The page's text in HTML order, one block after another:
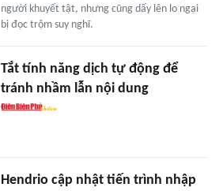
người khuyết tật, nhưng cũng dấy lên lo ngại
bị đọc trộm suy nghĩ.
Tắt tính năng dịch tự động để
tránh nhầm lẫn nội dung
Hendrio cập nhật tiến trình nhập